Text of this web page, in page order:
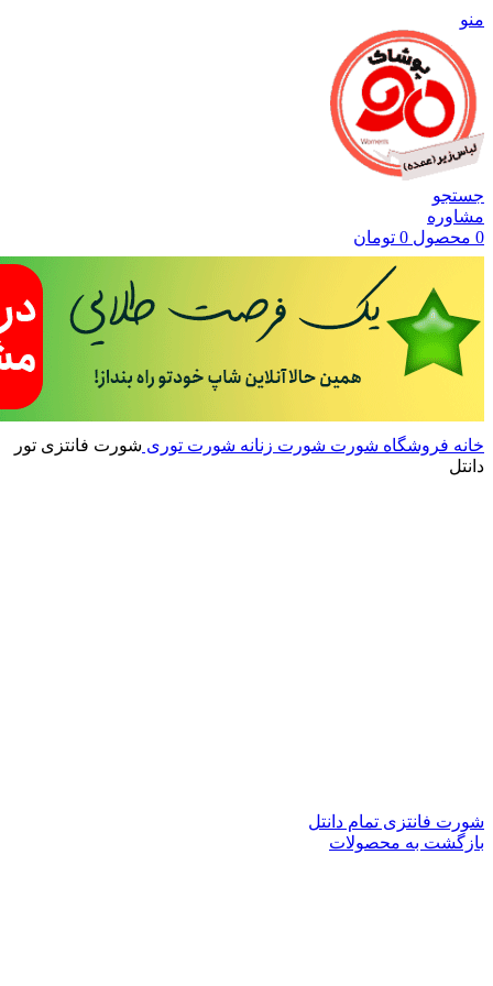
منو
جستجو
مشاوره
0 محصول 0 تومان
خانه فروشگاه شورت شورت زنانه شورت توری شورت فانتزی تور
دانتل
شورت فانتزی تمام دانتل
بازگشت به محصولات